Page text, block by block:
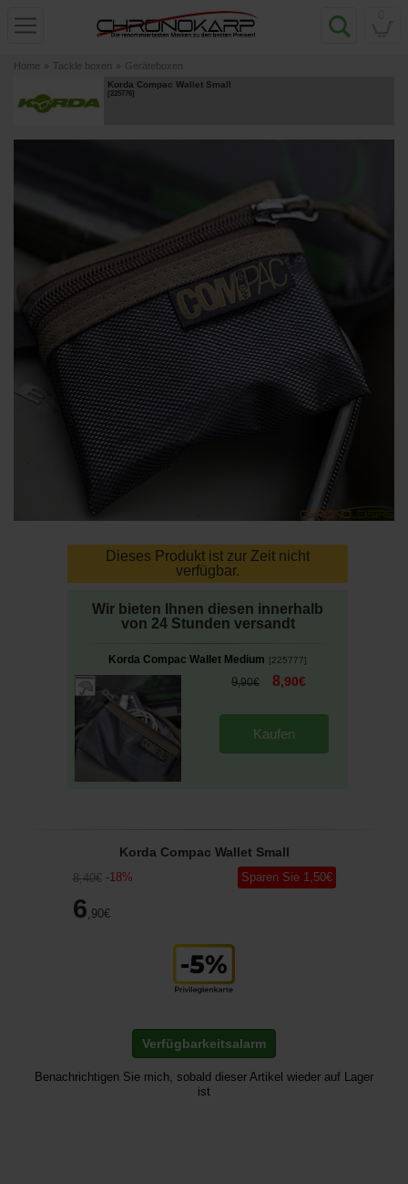
Home » Tackle boxen » Geräteboxen
Korda Compac Wallet Small
[225776]
Dieses Produkt ist zur Zeit nicht
verfügbar.
Wir bieten Ihnen diesen innerhalb
von 24 Stunden versandt
Korda Compac Wallet Medium 225777]
9,90€ 8,90€
Kaufen
Korda Compac Wallet Small
8,40€ -18%
6,90€
Sparen Sie 1,50€
Verfügbarkeitsalarm
Benachrichtigen Sie mich, sobald dieser Artikel wieder auf Lager
ist